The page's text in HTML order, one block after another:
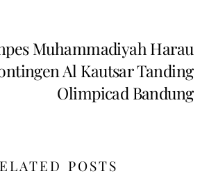
Muhammadiyah Harau
Al Kautsar Tanding
Olimpicad Bandung
POSTS